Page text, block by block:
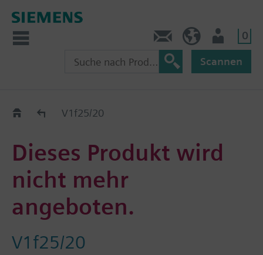
0
Scannen
Austauschhilfe
V1f25/20
Dieses Produkt wird
nicht mehr
angeboten.
V1f25/20